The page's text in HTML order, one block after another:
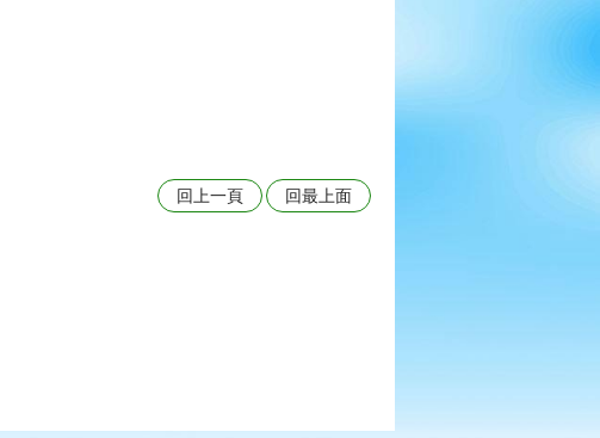
回上一頁 回最上面